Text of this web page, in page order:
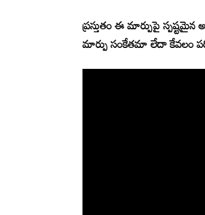
ప్రస్తుతం ఈ మార్పుపై
మార్పు సంకేతమా లేదా కేవలం